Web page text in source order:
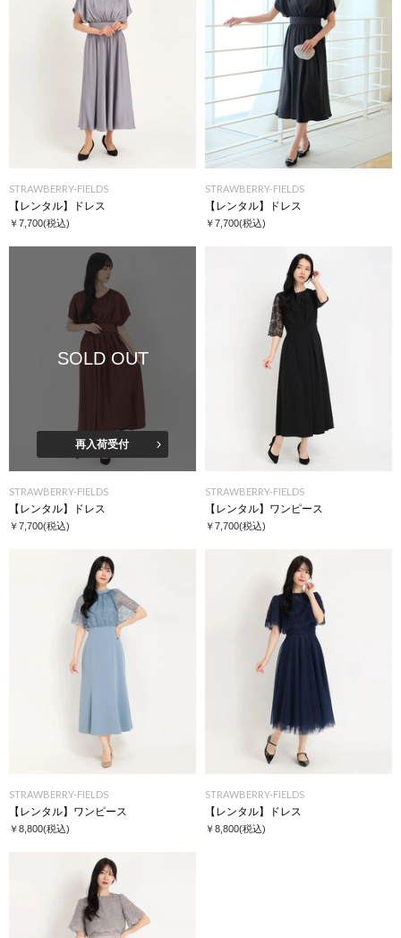
STRAWBERRY-FIELDS
【レンタル】ドレス
￥7,700(税込)
STRAWBERRY-FIELDS
【レンタル】ドレス
￥7,700(税込)
SOLD OUT
再入荷受付
STRAWBERRY-FIELDS
【レンタル】ドレス
￥7,700(税込)
STRAWBERRY-FIELDS
【レンタル】ワンピース
￥7,700(税込)
STRAWBERRY-FIELDS
【レンタル】ワンピース
￥8,800(税込)
STRAWBERRY-FIELDS
【レンタル】ドレス
￥8,800(税込)